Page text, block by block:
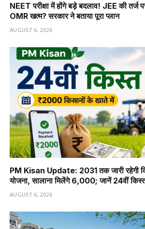
NEET परीक्षा में होंगे बड़े बदलाव! JEE की तर्ज
OMR खत्म? सरकार ने बताया पूरा प्लान
AUGUST 6, 2026
PM Kisan Update: 2031 तक जारी रहेगी
योजना, सालाना मिलेंगे ₹6,000; जानें 24वीं
AUGUST 6, 2026